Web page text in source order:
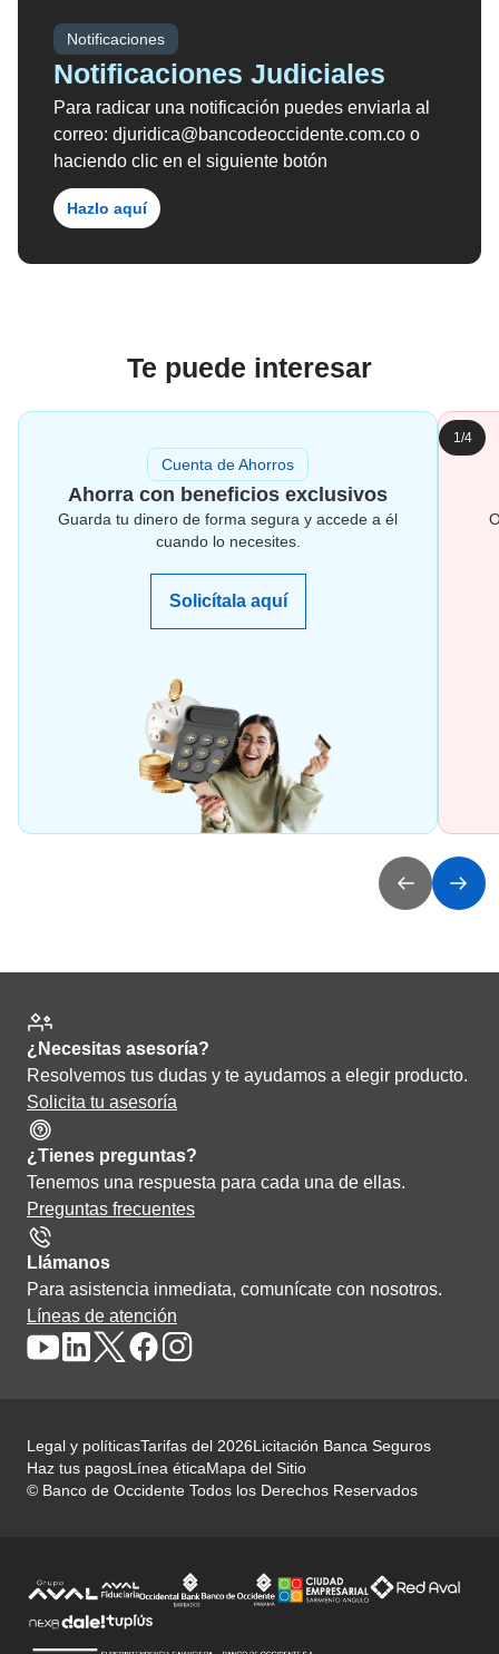
Notificaciones
Notificaciones Judiciales
Para radicar una notificación puedes enviarla al
correo: djuridica@bancodeoccidente.com.co o
haciendo clic en el siguiente botón
Hazlo aquí
Te puede interesar
1/4
Cuenta de Ahorros
Ahorra con beneficios exclusivos
Guarda tu dinero de forma segura y accede a él
cuando lo necesites.
Solicítala aquí
¿Necesitas asesoría?
Resolvemos tus dudas y te ayudamos a elegir producto.
Solicita tu asesoría
¿Tienes preguntas?
Tenemos una respuesta para cada una de ellas.
Preguntas frecuentes
Llámanos
Para asistencia inmediata, comunícate con nosotros.
Líneas de atención
Legal y políticasTarifas del 2026Licitación Banca Seguros
Haz tus pagosLínea éticaMapa del Sitio
© Banco de Occidente Todos los Derechos Reservados